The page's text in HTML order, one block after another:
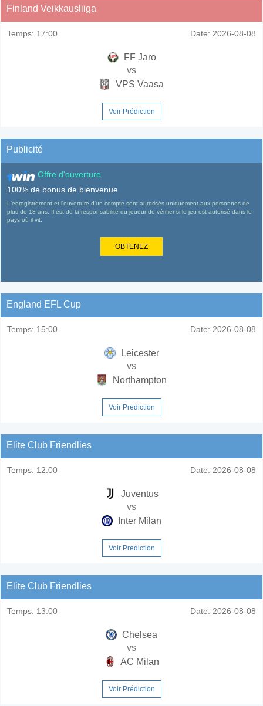
Finland Veikkausliiga
Temps: 17:00 Date: 2026-08-08
FF Jaro
vs
VPS Vaasa
Voir Prédiction
Publicité
Offre d'ouverture
100% de bonus de bienvenue
L'enregistrement et l'ouverture d'un compte sont autorisés uniquement aux personnes de
plus de 18 ans. Il est de la responsabilité du joueur de vérifier si le jeu est autorisé dans le
pays où il vit.
OBTENEZ
England EFL Cup
Temps: 15:00 Date: 2026-08-08
Leicester
vs
Northampton
Voir Prédiction
Elite Club Friendlies
Temps: 12:00 Date: 2026-08-08
Juventus
vs
Inter Milan
Voir Prédiction
Elite Club Friendlies
Temps: 13:00 Date: 2026-08-08
Chelsea
vs
AC Milan
Voir Prédiction